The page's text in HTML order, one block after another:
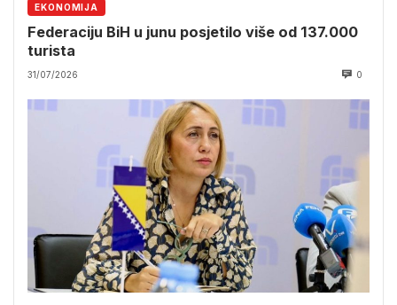
EKONOMIJA
Federaciju BiH u junu posjetilo više od 137.000
turista
31/07/2026 0